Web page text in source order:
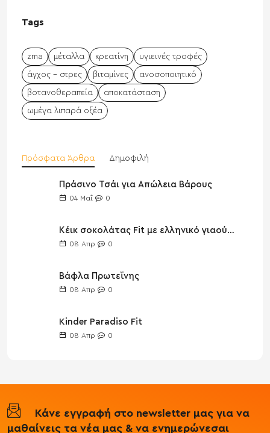
Tags
zma μέταλλα κρεατίνη υγιεινές τροφές
άγχος - στρες βιταμίνες ανοσοποιητικό
βοτανοθεραπεία αποκατάσταση
ωμέγα λιπαρά οξέα
Πρόσφατα Άρθρα Δημοφιλή
Πράσινο Τσάι για Απώλεια Βάρους
04 Μαΐ 0
Κέικ σοκολάτας Fit με ελληνικό γιαούρτι
08 Απρ 0
Βάφλα Πρωτεΐνης
08 Απρ 0
Kinder Paradiso Fit
08 Απρ 0
Κάνε εγγραφή στο newsletter μας για να
μαθαίνεις τα νέα μας & να ενημερώνεσαι